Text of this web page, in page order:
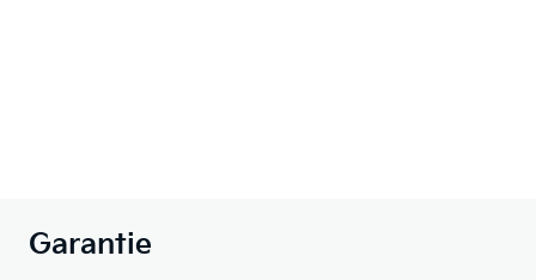
Garantie